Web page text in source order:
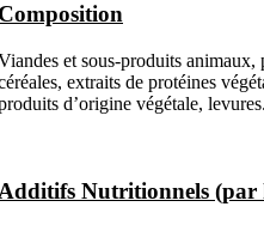
et sous-produits animaux,
extraits de protéines
d’origine végétale, levures.
Nutritionnels (par